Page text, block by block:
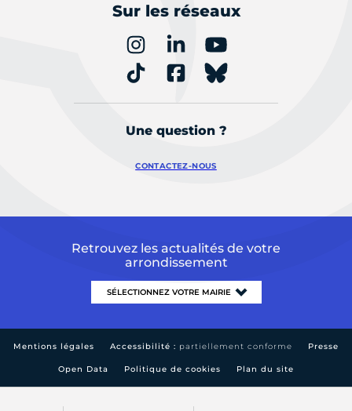
Sur les réseaux
Une question ?
CONTACTEZ-NOUS
Retrouvez les actualités de votre
arrondissement
Mentions légales Accessibilité : partiellement conforme Presse
Open Data Politique de cookies Plan du site